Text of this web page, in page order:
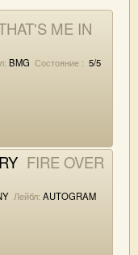
ME IN
BMG Состояние : 5/5
FIRE OVER
Лейбл: AUTOGRAM